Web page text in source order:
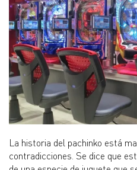
La historia del pachinko está
contradicciones. Se dice que